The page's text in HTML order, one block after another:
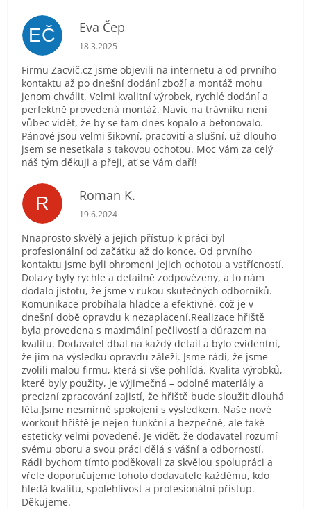
EČ Eva Čep
Hodnocení obchodu je 5 z 5 hvězdiček.
18.3.2025
Firmu Zacvič.cz jsme objevili na internetu a od prvního
kontaktu až po dnešní dodání zboží a montáž mohu
jenom chválit. Velmi kvalitní výrobek, rychlé dodání a
perfektně provedená montáž. Navíc na trávníku není
vůbec vidět, že by se tam dnes kopalo a betonovalo.
Pánové jsou velmi šikovní, pracovití a slušní, už dlouho
jsem se nesetkala s takovou ochotou. Moc Vám za celý
náš tým děkuji a přeji, ať se Vám daří!
R Roman K.
Hodnocení obchodu je 5 z 5 hvězdiček.
19.6.2024
Nnaprosto skvělý a jejich přístup k práci byl
profesionální od začátku až do konce. Od prvního
kontaktu jsme byli ohromeni jejich ochotou a vstřícností.
Dotazy byly rychle a detailně zodpovězeny, a to nám
dodalo jistotu, že jsme v rukou skutečných odborníků.
Komunikace probíhala hladce a efektivně, což je v
dnešní době opravdu k nezaplacení.Realizace hřiště
byla provedena s maximální pečlivostí a důrazem na
kvalitu. Dodavatel dbal na každý detail a bylo evidentní,
že jim na výsledku opravdu záleží. Jsme rádi, že jsme
zvolili malou firmu, která si vše pohlídá. Kvalita výrobků,
které byly použity, je výjimečná – odolné materiály a
precizní zpracování zajistí, že hřiště bude sloužit dlouhá
léta.Jsme nesmírně spokojeni s výsledkem. Naše nové
workout hřiště je nejen funkční a bezpečné, ale také
esteticky velmi povedené. Je vidět, že dodavatel rozumí
svému oboru a svou práci dělá s vášní a odborností.
Rádi bychom tímto poděkovali za skvělou spolupráci a
vřele doporučujeme tohoto dodavatele každému, kdo
hledá kvalitu, spolehlivost a profesionální přístup.
Děkujeme.